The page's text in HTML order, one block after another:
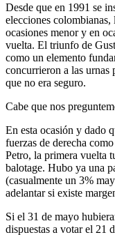
Desde que en 1991 se
elecciones
ocasiones menor y en
vuelta. El triunfo de
como un elemento
concurrieron a las urnas
que no era seguro.
Cabe que nos
En esta ocasión y dado
fuerzas de derecha
Petro, la primera vuelta
balotage. Hubo ya una
(casualmente un 3%
adelantar si existe
Si el 31 de mayo
dispuestas a votar el 21